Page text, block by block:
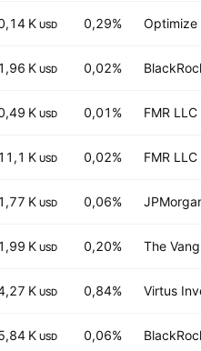
K USD 0,29% Optimize
K USD 0,02%
K USD 0,01% FMR LLC
K USD 0,02% FMR LLC
K USD 0,06%
K USD 0,20% The
K USD 0,84% Virtus
K USD 0,06%